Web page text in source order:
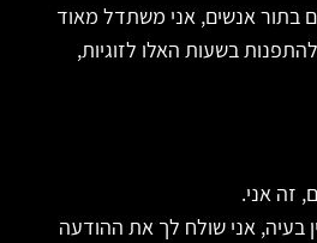
בתור אנשים, אני משתדל מאוד
בשעות האלו לזוגיות,
זה אני.
בעיה, אני שולח לך את ההודעה